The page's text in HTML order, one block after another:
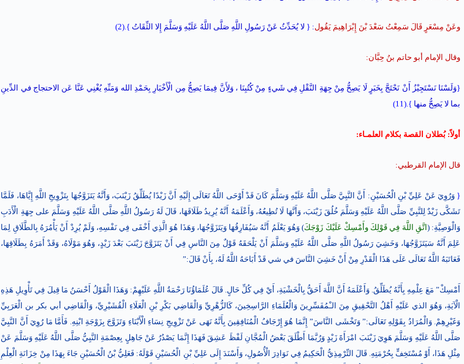
وعَنْ مِسْعَرٍ قَالَ سَمِعْتُ سَعْدَ بْنَ إِبْرَاهِيمَ يَقُول: { لا يُحَدِّثُ عَنْ رَسُولِ اللَّهِ صَلَّى اللَّهُ عَلَيْهِ وَسَلَّمَ إِلا الثِّقَاتُ}.(2)
وقال الإمام أبو حاتم بنُ حِبَّان:
{وَلَسْنَا نَسْتَجِيْزُ أَنْ نَحْتَجَّ بِخَبَرٍ لَا يَصِحُّ مِنْ جِهَةِ النَّقْلِ فِي شَيءٍ مِنْ كُتُبِنَا ، وَلِأَنَّ فِيمَا يَصِحُّ مِن الْأَخْبَارِ بِحَمْدِ الله وَمَنِّهِ يُغْنِي عَنَّا عَن الاحتجاج في الدِّينِ
بما لا يَصِحُّ منها }.(11)
أولاً: بُطلان القصة بكلام العلمـاء:
قال الإمام القرطبي:
{ وَرُوِيَ عَنْ عَلِيِّ بْنِ الْحُسَيْنِ: أَنَّ النَّبِيَّ صَلَّى اللَّهُ عَلَيْهِ وَسَلَّمَ كَانَ قَدْ أَوْحَى اللَّهُ تَعَالَى إِلَيْهِ أَنَّ زَيْدًا يُطَلِّقُ زَيْنَبَ، وَأَنَّهُ يَتَزَوَّجُهَا بِتَزْوِيجِ اللَّهِ إِيَّاهَا، فَلَمَّا
تَشَكَّى زَيْدٌ لِلنَّبِيِّ صَلَّى اللَّهُ عَلَيْهِ وَسَلَّمَ خُلُقَ زَيْنَبَ، وَأَنَّهَا لَا تُطِيعُهُ، وَأَعْلَمَهُ أَنَّهُ يُرِيدُ طَلَاقَهَا، قَالَ لَهُ رَسُولُ اللَّهِ صَلَّى اللَّهُ عَلَيْهِ وَسَلَّمَ على جِهَةِ الْأَدَبِ
وَالْوَصِيَّةِ: (اتَّقِ اللَّهَ فِي قَوْلِكَ وأَمْسِكْ عَلَيْكَ زَوْجَكَ) وَهُوَ يَعْلَمُ أَنَّهُ سَيُفَارِقُهَا وَيَتَزَوَّجُهَا، وَهَذَا هُوَ الَّذِي أَخْفَى فِي نَفْسِهِ، وَلَمْ يُرِدْ أَنْ يَأْمُرَهُ بِالطَّلَاقِ لِمَا
عَلِمَ أَنَّهُ سَيَتَزَوَّجُهَا، وَخَشِيَ رَسُولُ اللَّهِ صَلَّى اللَّهُ عَلَيْهِ وَسَلَّمَ أَنْ يَلْحَقَهُ قَوْلٌ مِنَ النَّاسِ فِي أَنْ يَتَزَوَّجَ زَيْنَبَ بَعْدَ زَيْدٍ، وَهُوَ مَوْلَاهُ، وَقَدْ أَمَرَهُ بِطَلَاقِهَا،
فَعَاتَبَهُ اللَّهُ تَعَالَى عَلَى هَذَا الْقَدْرِ مِنْ أَنْ خَشِيَ النَّاسَ في شي قَدْ أَبَاحَهُ اللَّهُ لَهُ، بِأَنْ قَالَ:”
أَمْسِكْ” مَعَ عِلْمِهِ بِأَنَّهُ يُطَلِّقُ. وَأَعْلَمَهُ أَنَّ اللَّهَ أَحَقُّ بِالْخَشْيَةِ، أَيْ فِي كُلِّ حَالٍ. قَالَ عُلَمَاؤُنَا رَحْمَةُ اللَّهِ عَلَيْهِمْ: وَهَذَا الْقَوْلُ أَحْسَنُ مَا قِيلَ فِي تَأْوِيلِ هَذِهِ
الْآيَةِ، وَهُوَ الذي عَلَيْهِ أَهْلُ التَّحْقِيقِ مِنَ الـْمُفَسِّرِينَ وَالْعُلَمَاءِ الرَّاسِخِينَ، كَالزُّهْرِيِّ وَالْقَاضِي بَكْرِ بْنِ الْعَلَاءِ الْقُشَيْرِيِّ، وَالْقَاضِي أبي بكر بن الْعَرَبِيِّ
وَغَيْرِهِمْ. وَالْمُرَادُ بِقَوْلِهِ تَعَالَى:” وَتَخْشَى النَّاسَ” إِنَّمَا هُوَ إِرْجَافُ الْمُنَافِقِينَ بِأَنَّهُ نَهَى عَنْ تَزْوِيجِ نِسَاءِ الْأَبْنَاءِ وَتَزَوَّجَ بِزَوْجَةِ ابْنِهِ. فَأَمَّا مَا رُوِيَ أَنَّ النَّبِيَّ
صَلَّى اللَّهُ عَلَيْهِ وَسَلَّمَ هَوِيَ زَيْنَبَ امْرَأَةَ زَيْدٍ وَرُبَّمَا أَطْلَقَ بَعْضُ الْمُجَّانِ لَفْظَ عَشِقَ فَهَذَا إِنَّمَا يَصْدُرُ عَنْ جَاهِلٍ بِعِصْمَةِ النَّبِيُّ صَلَّى اللَّهُ عَلَيْهِ وَسَلَّمَ عَنْ
مِثْلِ هَذَا، أَوْ مُسْتَخِفٍّ بِحُرْمَتِهِ. قَالَ التِّرْمِذِيُّ الْحَكِيمُ فِي نَوَادِرَ الْأُصُولِ، وَأَسْنَدَ إِلَى عَلِيِّ بْنِ الْحُسَيْنِ قَوْلَهُ: فَعَلِيُّ بْنُ الْحُسَيْنِ جَاءَ بِهَذَا مِنْ خِزَانَةِ الْعِلْمِ